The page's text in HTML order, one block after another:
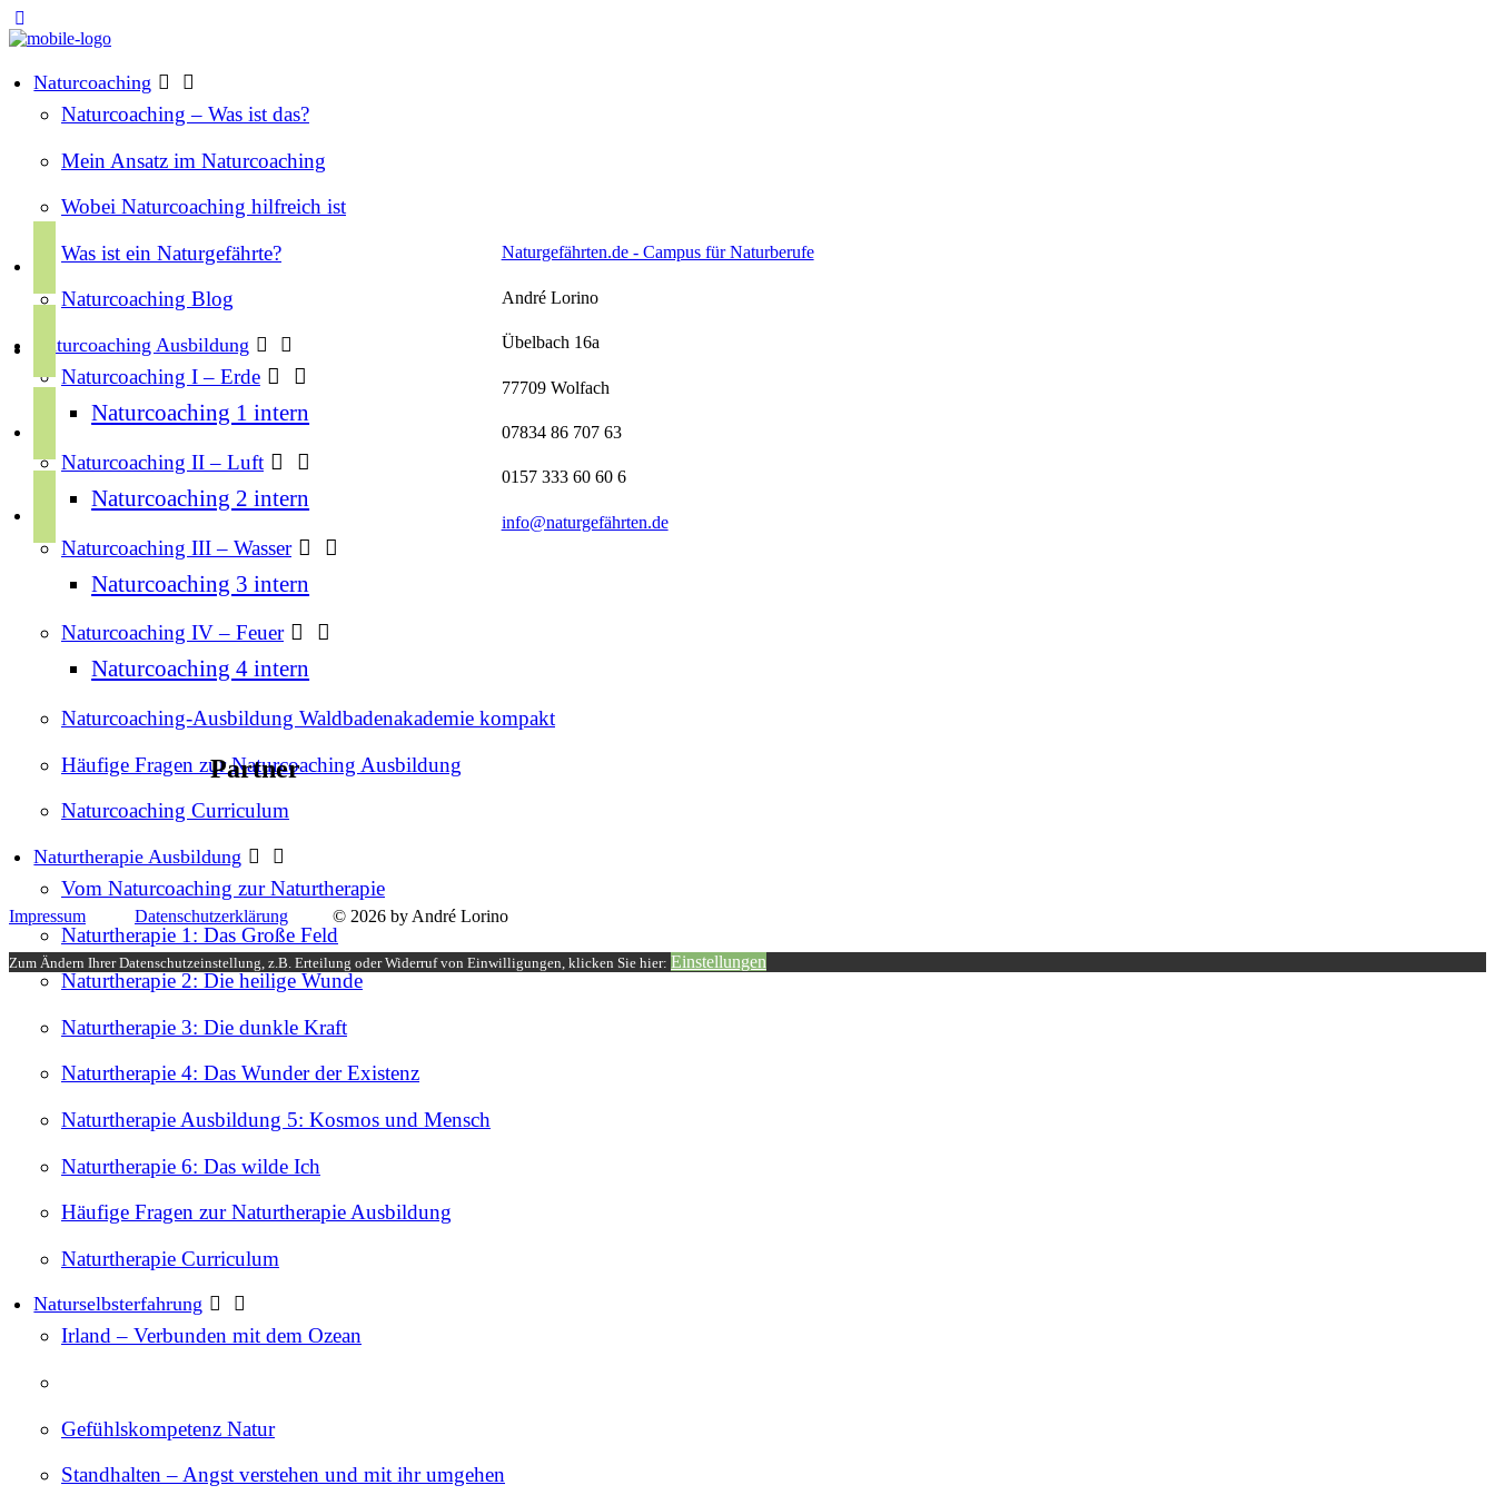
Naturcoaching
Naturcoaching – Was ist das?
Mein Ansatz im Naturcoaching
Wobei Naturcoaching hilfreich ist
Was ist ein Naturgefährte?
Naturcoaching Blog
Naturcoaching Ausbildung
Naturcoaching I – Erde
Naturcoaching 1 intern
Naturcoaching II – Luft
Naturcoaching 2 intern
Naturcoaching III – Wasser
Naturcoaching 3 intern
Naturcoaching IV – Feuer
Naturcoaching 4 intern
Naturcoaching-Ausbildung Waldbadenakademie kompakt
Häufige Fragen zur Naturcoaching Ausbildung
Naturcoaching Curriculum
Naturtherapie Ausbildung
Vom Naturcoaching zur Naturtherapie
Naturtherapie 1: Das Große Feld
Naturtherapie 2: Die heilige Wunde
Naturtherapie 3: Die dunkle Kraft
Naturtherapie 4: Das Wunder der Existenz
Naturtherapie Ausbildung 5: Kosmos und Mensch
Naturtherapie 6: Das wilde Ich
Häufige Fragen zur Naturtherapie Ausbildung
Naturtherapie Curriculum
Naturselbsterfahrung
Irland – Verbunden mit dem Ozean
Gefühlskompetenz Natur
Standhalten – Angst verstehen und mit ihr umgehen
c
o
k
s
g
a
u
b
o
Partner
Naturgefährten.de - Campus für Naturberufe
André Lorino
Übelbach 16a
77709 Wolfach
07834 86 707 63
0157 333 60 60 6
info@naturgefährten.de
Impressum Datenschutzerklärung © 2026 by André Lorino
Zum Ändern Ihrer Datenschutzeinstellung, z.B. Erteilung oder Widerruf von Einwilligungen, klicken Sie hier: Einstellungen